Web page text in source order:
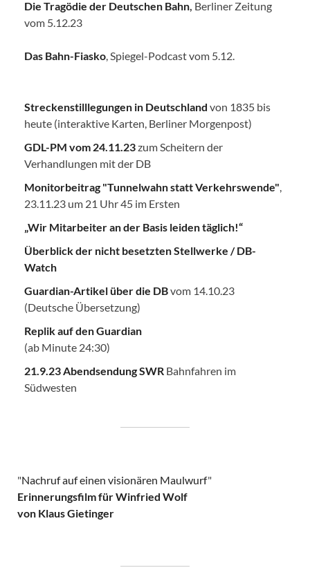
Die Tragödie der Deutschen Bahn Berliner Zeitung
vom 5.12.23
Das Bahn-Fiasko , Spiegel-Podcast vom 5.12.
Streckenstilllegungen in Deutschland von 1835 bis
heute (interaktive Karten, Berliner Morgenpost)
GDL-PM vom 24.11.23zum Scheitern der
Verhandlungen mit der DB
Monitorbeitrag "Tunnelwahn statt Verkehrswende"
23.11.23 um 21 Uhr 45 im Ersten
„Wir Mitarbeiter an der Basis leiden täglich!“
Überblick der nicht besetzten Stellwerke / DB-
Watch
Guardian-Artikel über die DBvom 14.10.23
(Deutsche Übersetzung)
Replik auf den Guardian
(ab Minute 24:30)
21.9.23 Abendsendung SWR Bahnfahren im
Südwesten
"Nachruf auf einen visionären Maulwurf"
Erinnerungsfilm für Winfried Wolf
von Klaus Gietinger